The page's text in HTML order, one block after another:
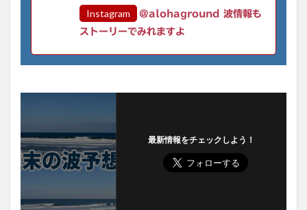
Instagram
@alohaground 波情報も
ストーリーでみれますよ
最新情報をチェックしよう！